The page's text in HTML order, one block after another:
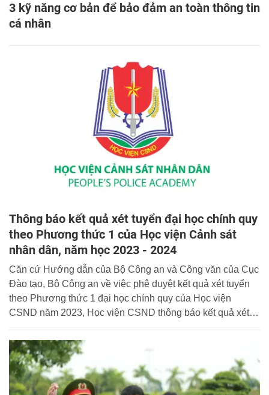
3 kỹ năng cơ bản để bảo đảm an toàn thông tin
cá nhân
Thông báo kết quả xét tuyển đại học chính quy
theo Phương thức 1 của Học viện Cảnh sát
nhân dân, năm học 2023 - 2024
Căn cứ Hướng dẫn của Bộ Công an và Công văn của Cục
Đào tạo, Bộ Công an về việc phê duyệt kết quả xét tuyển
theo Phương thức 1 đại học chính quy của Học viện
CSND năm 2023, Học viện CSND thông báo kết quả xét